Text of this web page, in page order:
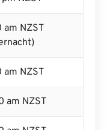
am NZST
am NZST
am NZST